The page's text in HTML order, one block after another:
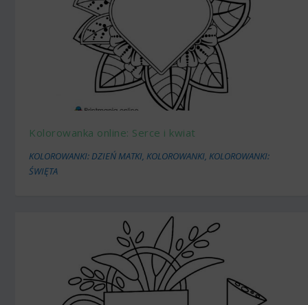
Kolorowanka online: Serce i kwiat
KOLOROWANKI: DZIEŃ MATKI,KOLOROWANKI,KOLOROWANKI:
ŚWIĘTA